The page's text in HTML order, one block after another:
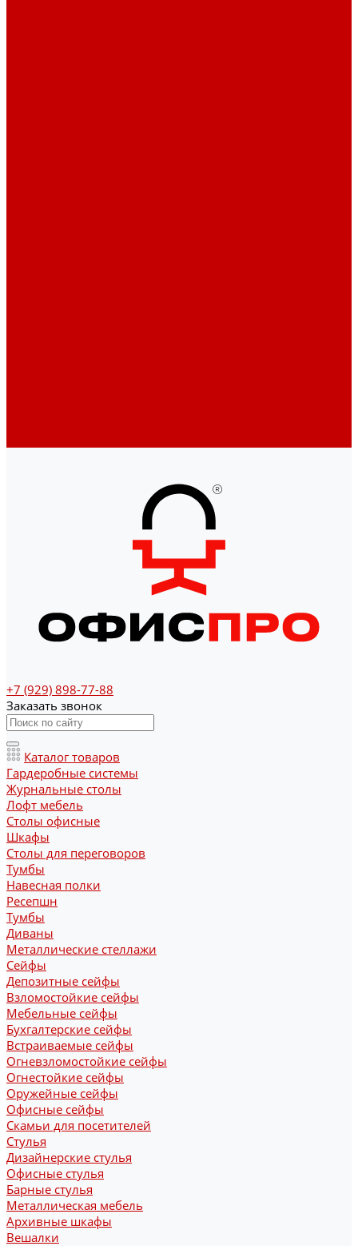
+7 (929) 898-77-88
Заказать звонок
Каталог товаров
Гардеробные системы
Журнальные столы
Лофт мебель
Столы офисные
Шкафы
Столы для переговоров
Тумбы
Навесная полки
Ресепшн
Тумбы
Диваны
Металлические стеллажи
Сейфы
Депозитные сейфы
Взломостойкие сейфы
Мебельные сейфы
Бухгалтерские сейфы
Встраиваемые сейфы
Огневзломостойкие сейфы
Огнестойкие сейфы
Оружейные сейфы
Офисные сейфы
Скамьи для посетителей
Стулья
Дизайнерские стулья
Офисные стулья
Барные стулья
Металлическая мебель
Архивные шкафы
Вешалки